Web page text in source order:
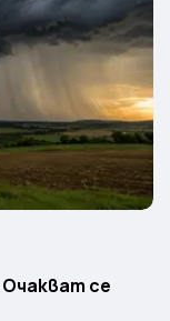
се